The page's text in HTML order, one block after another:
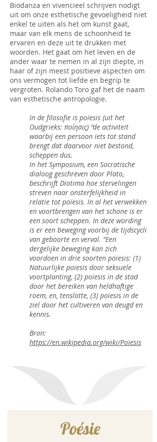
Biodanza en vivencieel schrijven nodigt
uit om onze esthetische gevoeligheid niet
enkel te uiten als het om kunst gaat,
maar van elk mens de schoonheid te
ervaren en deze uit te drukken met
woorden. Het gaat om het leven en de
ander waar te nemen in al zijn diepte, in
haar of zijn meest positieve aspecten om
ons vermogen tot liefde en begrip te
vergroten. Rolando Toro gaf het de naam
van esthetische antropologie.
In de filosofie is poïesis (uit het
Oudgrieks: ποίησις) "de activiteit
waarbij een persoon iets tot stand
brengt dat daarvoor niet bestond,
scheppen dus.
In het Symposium, een Socratische
dialoog geschreven door Plato,
beschrijft Diotima hoe stervelingen
streven naar onsterfelijkheid in
relatie tot poïesis. In al het verwekken
en voortbrengen van het schone is er
een soort scheppen. In deze wording
is er een beweging voorbij de tijdscycli
van geboorte en verval. "Een
dergelijke beweging kan zich
voordoen in drie soorten poïesis: (1)
Natuurlijke poïesis door seksuele
voortplanting, (2) poïesis in de stad
door het bereiken van heldhaftige
roem, en, tenslotte, (3) poïesis in de
ziel door het cultiveren van deugd en
kennis.
Bron:
https://en.wikipedia.org/wiki/Poïesis
Poésie